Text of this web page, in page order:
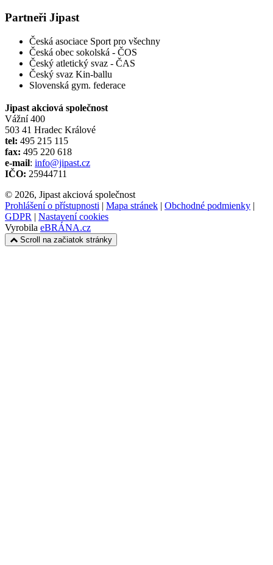
Partneři Jipast
Česká asociace Sport pro všechny
Česká obec sokolská - ČOS
Český atletický svaz - ČAS
Český svaz Kin-ballu
Slovenská gym. federace
Jipast akciová společnost
Vážní 400
503 41 Hradec Králové
tel: 495 215 115
fax: 495 220 618
e-mail: info@jipast.cz
IČO: 25944711
© 2026, Jipast akciová společnost
Prohlášení o přístupnosti | Mapa stránek | Obchodné podmienky |
GDPR | Nastavení cookies
Vyrobila eBRÁNA.cz
Scroll na začiatok stránky